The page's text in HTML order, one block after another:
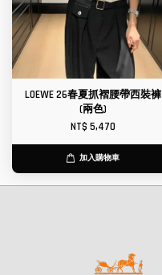
LOEWE 26春夏抓褶腰帶西裝褲
(兩色)
NT$ 5,470
加入購物車